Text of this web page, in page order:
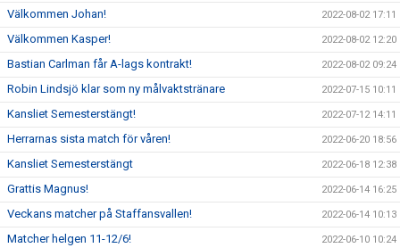
Välkommen Johan! 2022-08-02 17:11
Välkommen Kasper! 2022-08-02 12:20
Bastian Carlman får A-lags kontrakt! 2022-08-02 09:24
Robin Lindsjö klar som ny målvaktstränare 2022-07-15 10:11
Kansliet Semesterstängt! 2022-07-12 14:11
Herrarnas sista match för våren! 2022-06-20 18:56
Kansliet Semesterstängt 2022-06-18 12:38
Grattis Magnus! 2022-06-14 16:25
Veckans matcher på Staffansvallen! 2022-06-14 10:13
Matcher helgen 11-12/6! 2022-06-10 10:24